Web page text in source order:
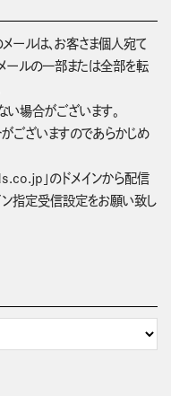
ールは、お客さま個人宛て
ールの一部または全部を転
場合がございます。
ございますのであらかじめ
」のドメインから配信
ン指定受信設定をお願い致し